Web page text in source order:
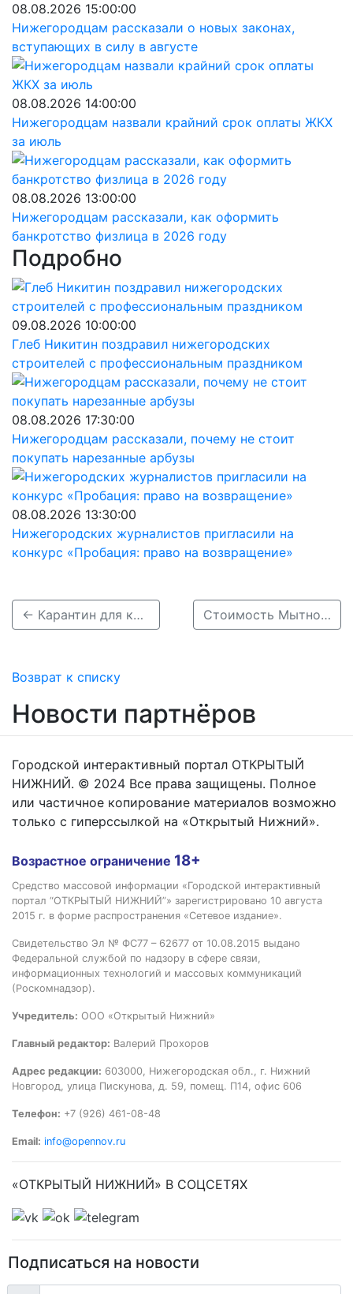
08.08.2026 15:00:00
Нижегородцам рассказали о новых законах,
вступающих в силу в августе
08.08.2026 14:00:00
Нижегородцам назвали крайний срок оплаты ЖКХ
за июль
08.08.2026 13:00:00
Нижегородцам рассказали, как оформить
банкротство физлица в 2026 году
Подробно
09.08.2026 10:00:00
Глеб Никитин поздравил нижегородских
строителей с профессиональным праздником
08.08.2026 17:30:00
Нижегородцам рассказали, почему не стоит
покупать нарезанные арбузы
08.08.2026 13:30:00
Нижегородских журналистов пригласили на
конкурс «Пробация: право на возвращение»
← Карантин для контактирующих с ковид-больными сократили до семи дней в Нижегородской области Стоимость Мытного рынка выросла до 650 миллионов рублей →
Возврат к списку
Новости партнёров
Городской интерактивный портал ОТКРЫТЫЙ
НИЖНИЙ. © 2024 Все права защищены. Полное
или частичное копирование материалов возможно
только с гиперссылкой на «Открытый Нижний».
Возрастное ограничение 18+
Средство массовой информации «Городской интерактивный
портал “ОТКРЫТЫЙ НИЖНИЙ”» зарегистрировано 10 августа
2015 г. в форме распространения «Сетевое издание».
Свидетельство Эл № ФС77 – 62677 от 10.08.2015 выдано
Федеральной службой по надзору в сфере связи,
информационных технологий и массовых коммуникаций
(Роскомнадзор).
Учредитель: ООО «Открытый Нижний»
Главный редактор: Валерий Прохоров
Адрес редакции: 603000, Нижегородская обл., г. Нижний
Новгород, улица Пискунова, д. 59, помещ. П14, офис 606
Телефон: +7 (926) 461-08-48
Email: info@opennov.ru
«ОТКРЫТЫЙ НИЖНИЙ» В СОЦСЕТЯХ
Подписаться на новости